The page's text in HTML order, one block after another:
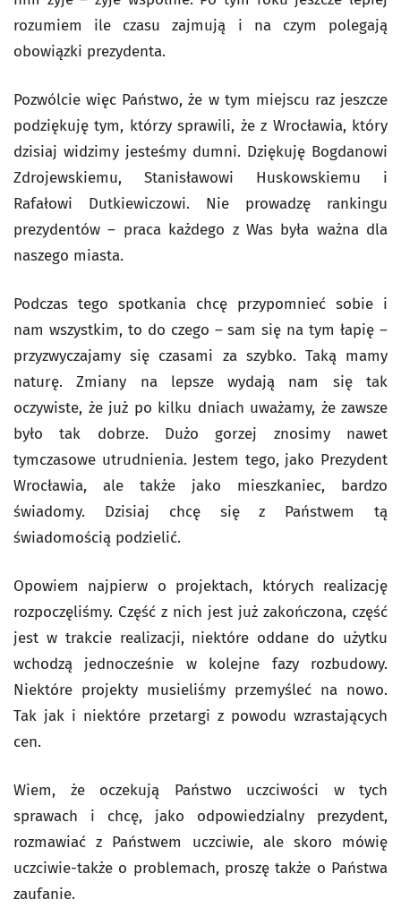
rozumiem ile czasu zajmują i na czym polegają
obowiązki prezydenta.
Pozwólcie więc Państwo, że w tym miejscu raz jeszcze
podziękuję tym, którzy sprawili, że z Wrocławia, który
dzisiaj widzimy jesteśmy dumni. Dziękuję Bogdanowi
Zdrojewskiemu, Stanisławowi Huskowskiemu i
Rafałowi Dutkiewiczowi. Nie prowadzę rankingu
prezydentów – praca każdego z Was była ważna dla
naszego miasta.
Podczas tego spotkania chcę przypomnieć sobie i
nam wszystkim, to do czego – sam się na tym łapię –
przyzwyczajamy się czasami za szybko. Taką mamy
naturę. Zmiany na lepsze wydają nam się tak
oczywiste, że już po kilku dniach uważamy, że zawsze
było tak dobrze. Dużo gorzej znosimy nawet
tymczasowe utrudnienia. Jestem tego, jako Prezydent
Wrocławia, ale także jako mieszkaniec, bardzo
świadomy. Dzisiaj chcę się z Państwem tą
świadomością podzielić.
Opowiem najpierw o projektach, których realizację
rozpoczęliśmy. Część z nich jest już zakończona, część
jest w trakcie realizacji, niektóre oddane do użytku
wchodzą jednocześnie w kolejne fazy rozbudowy.
Niektóre projekty musieliśmy przemyśleć na nowo.
Tak jak i niektóre przetargi z powodu wzrastających
cen.
Wiem, że oczekują Państwo uczciwości w tych
sprawach i chcę, jako odpowiedzialny prezydent,
rozmawiać z Państwem uczciwie, ale skoro mówię
uczciwie-także o problemach, proszę także o Państwa
zaufanie.